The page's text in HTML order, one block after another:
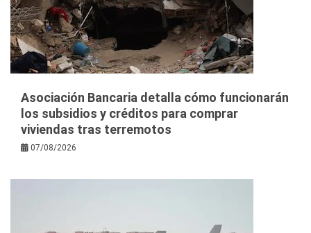
Asociación Bancaria detalla cómo funcionarán
los subsidios y créditos para comprar
viviendas tras terremotos
07/08/2026